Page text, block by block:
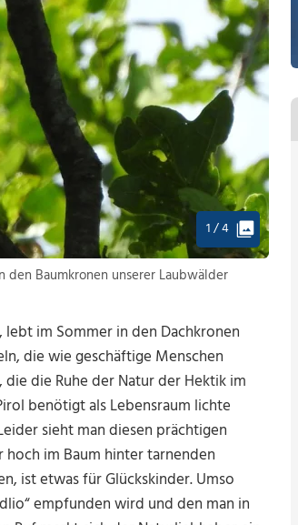
1 / 4
Baumkronen unserer Laubwälder
im Sommer in den Dachkronen
die wie geschäftige Menschen
die Ruhe der Natur der Hektik im
benötigt als Lebensraum lichte
sieht man diesen prächtigen
im Baum hinter tarnenden
ist etwas für Glückskinder. Umso
empfunden wird und den man in